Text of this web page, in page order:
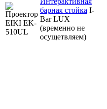
барная стойка I-
Bar LUX
(временно не
осущетвляем)